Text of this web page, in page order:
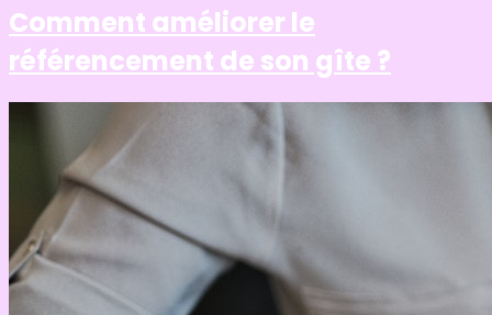
Comment améliorer le
référencement de son gîte ?